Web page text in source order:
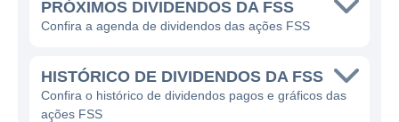
PRÓXIMOS DIVIDENDOS DA FSS
Confira a agenda de dividendos das ações FSS
HISTÓRICO DE DIVIDENDOS DA FSS
Confira o histórico de dividendos pagos e gráficos das
ações FSS